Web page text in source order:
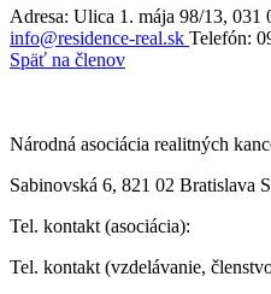
Adresa: Ulica 1. mája 98/13,
info@residence-real.sk Telefón:
Späť na členov
Národná asociácia realitných
Sabinovská 6, 821 02 Bratislava
Tel. kontakt (asociácia):
Tel. kontakt (vzdelávanie,